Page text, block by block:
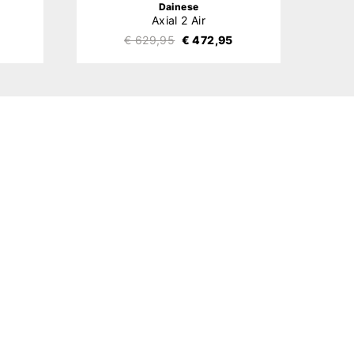
Dainese
Axial 2 Air
€ 629,95 € 472,95